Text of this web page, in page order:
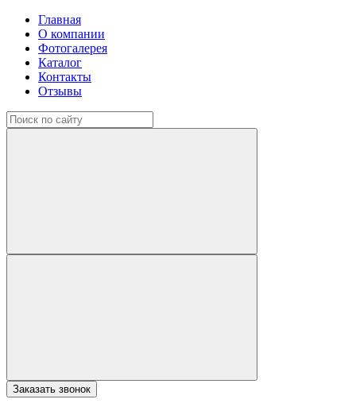
Главная
О компании
Фотогалерея
Каталог
Контакты
Отзывы
Заказать звонок